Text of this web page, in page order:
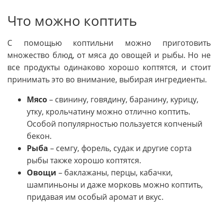
Что можно коптить
С помощью коптильни можно приготовить
множество блюд, от мяса до овощей и рыбы. Но не
все продукты одинаково хорошо коптятся, и стоит
принимать это во внимание, выбирая ингредиенты.
Мясо– свинину, говядину, баранину, курицу,
утку, крольчатину можно отлично коптить.
Особой популярностью пользуется копченый
бекон.
Рыба – семгу, форель, судак и другие сорта
рыбы также хорошо коптятся.
Овощи – баклажаны, перцы, кабачки,
шампиньоны и даже морковь можно коптить,
придавая им особый аромат и вкус.